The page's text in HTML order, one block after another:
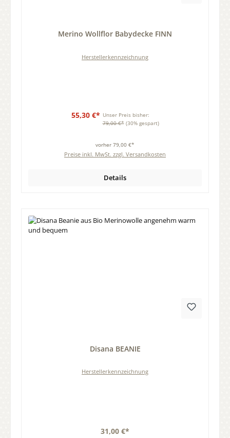
Merino Wollflor Babydecke FINN
Herstellerkennzeichnung
55,30 €* Unser Preis bisher:
79,00 €* (30% gespart)
vorher 79,00 €*
Preise inkl. MwSt. zzgl. Versandkosten
Details
Disana BEANIE
Herstellerkennzeichnung
31,00 €*